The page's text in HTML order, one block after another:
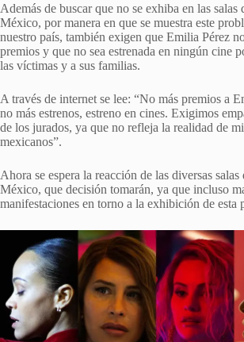
Además de buscar que no se exhiba en las salas
México, por manera en que se muestra este
nuestro país, también exigen que Emilia Pérez
premios y que no sea estrenada en ningún cine
las víctimas y a sus familias.
A través de internet se lee: “No más premios a
no más estrenos, estreno en cines. Exigimos
de los jurados, ya que no refleja la realidad de
mexicanos”.
Ahora se espera la reacción de las diversas salas
México, que decisión tomarán, ya que incluso
manifestaciones en torno a la exhibición de esta